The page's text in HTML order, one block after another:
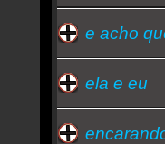
e acho
ela e eu